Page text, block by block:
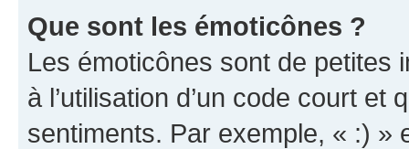
Que sont les émoticônes ?
Les émoticônes sont de petites
à l’utilisation d’un code court et
sentiments. Par exemple, « :) »